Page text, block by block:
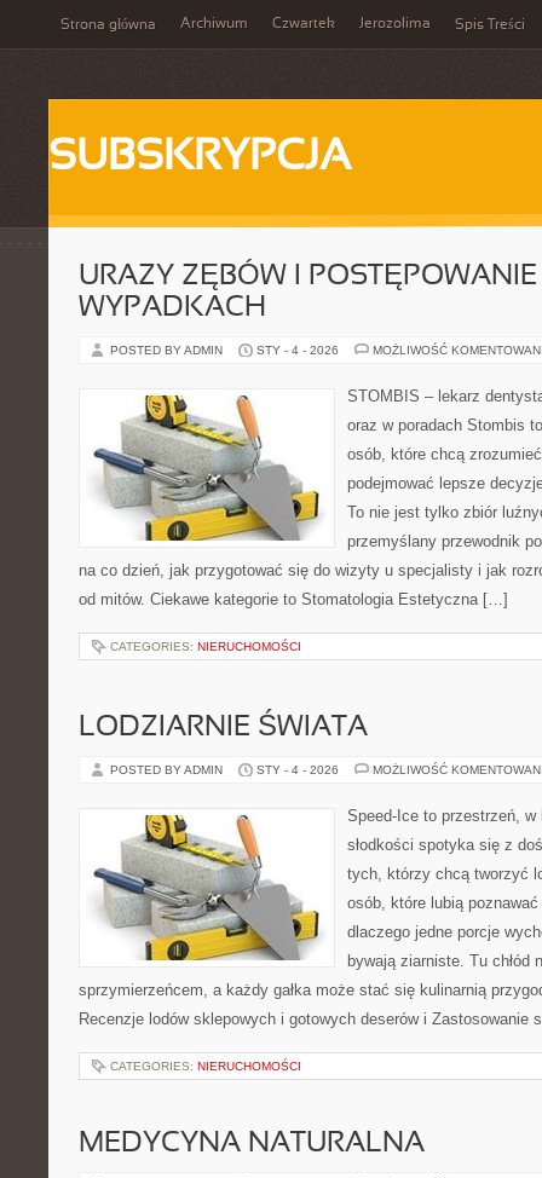
Strona główna Archiwum Czwartek Jerozolima Spis Treści
SUBSKRYPCJA
URAZY ZĘBÓW I
WYPADKACH
POSTED BY ADMIN STY - 4 - 2026 MOŻLIWOŚĆ
STOMBIS – lekarz
oraz w poradach Stombis
osób, które chcą
podejmować lepsze
To nie jest tylko zbiór
przemyślany przewodnik
na co dzień, jak przygotować się do wizyty u specjalisty i jak
od mitów. Ciekawe kategorie to Stomatologia Estetyczna […]
CATEGORIES: NIERUCHOMOŚCI
LODZIARNIE ŚWIATA
POSTED BY ADMIN STY - 4 - 2026 MOŻLIWOŚĆ
Speed-Ice to przestrzeń,
słodkości spotyka się z
tych, którzy chcą tworzyć
osób, które lubią
dlaczego jedne porcje
bywają ziarniste. Tu
sprzymierzeńcem, a każdy gałka może stać się kulinarnią
Recenzje lodów sklepowych i gotowych deserów i Zastosowanie
CATEGORIES: NIERUCHOMOŚCI
MEDYCYNA NATURALNA